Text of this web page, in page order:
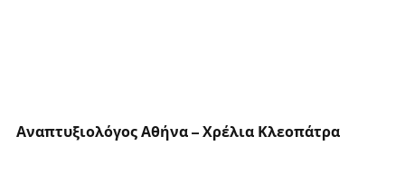
Αναπτυξιολόγος Αθήνα – Χρέλια Κλεοπάτρα